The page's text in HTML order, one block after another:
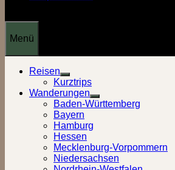
Menü
Reisen
Show
sub
menu
Kurztrips
Wanderungen
Show
sub
Baden-Württemberg
Bayern
Hamburg
Hessen
Mecklenburg-Vorpommern
Niedersachsen